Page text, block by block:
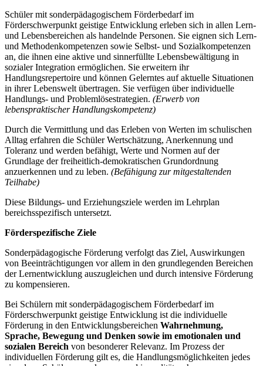
Schüler mit sonderpädagogischem Förderbedarf im
Förderschwerpunkt geistige Entwicklung erleben sich in allen Lern-
und Lebensbereichen als handelnde Personen. Sie eignen sich Lern-
und Methodenkompetenzen sowie Selbst- und Sozialkompetenzen
an, die ihnen eine aktive und sinnerfüllte Lebensbewältigung in
sozialer Integration ermöglichen. Sie erweitern ihr
Handlungsrepertoire und können Gelerntes auf aktuelle Situationen
in ihrer Lebenswelt übertragen. Sie verfügen über individuelle
Handlungs- und Problemlösestrategien. (Erwerb von
lebenspraktischer Handlungskompetenz)
Durch die Vermittlung und das Erleben von Werten im schulischen
Alltag erfahren die Schüler Wertschätzung, Anerkennung und
Toleranz und werden befähigt, Werte und Normen auf der
Grundlage der freiheitlich-demokratischen Grundordnung
anzuerkennen und zu leben. (Befähigung zur mitgestaltenden
Teilhabe)
Diese Bildungs- und Erziehungsziele werden im Lehrplan
bereichsspezifisch untersetzt.
Förderspezifische Ziele
Sonderpädagogische Förderung verfolgt das Ziel, Auswirkungen
von Beeinträchtigungen vor allem in den grundlegenden Bereichen
der Lernentwicklung auszugleichen und durch intensive Förderung
zu kompensieren.
Bei Schülern mit sonderpädagogischem Förderbedarf im
Förderschwerpunkt geistige Entwicklung ist die individuelle
Förderung in den Entwicklungsbereichen Wahrnehmung,
Sprache, Bewegung und Denken sowie im emotionalen und
sozialen Bereich von besonderer Relevanz. Im Prozess der
individuellen Förderung gilt es, die Handlungsmöglichkeiten jedes